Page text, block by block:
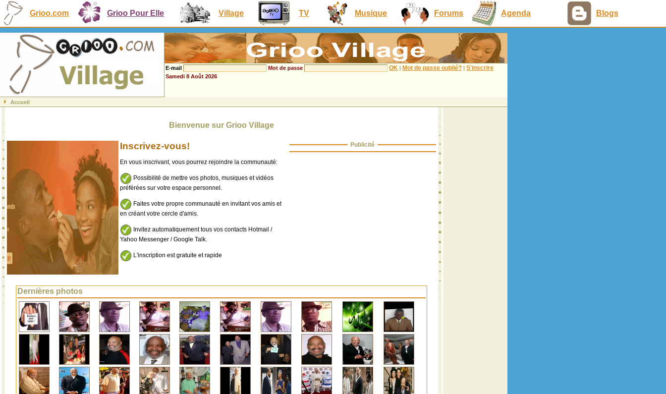
Grioo.com Grioo Pour Elle Village TV Musique Forums Agenda Blogs
E-mail Mot de passe OK | Mot de passe oublié? | S'inscrire
Samedi 8 Août 2026
Accueil
Bienvenue sur Grioo Village
Inscrivez-vous!
En vous inscrivant, vous pourrez rejoindre la communauté:
Possibilité de mettre vos photos, musiques et vidéos
préférées sur votre espace personnel.
Faites votre propre communauté en invitant vos amis et
en créant votre cercle d'amis.
Invitez automatiquement tous vos contacts Hotmail /
Yahoo Messenger / Google Talk.
L'inscription est gratuite et rapide
Publicité
Dernières photos